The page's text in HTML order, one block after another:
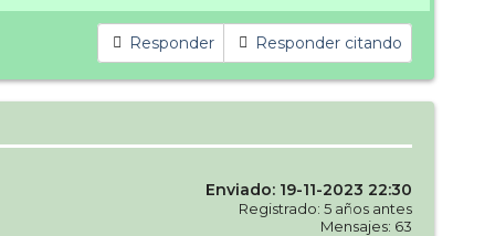
Responder Responder citando
Enviado: 19-11-2023 22:30
Registrado: 5 años antes
Mensajes: 63